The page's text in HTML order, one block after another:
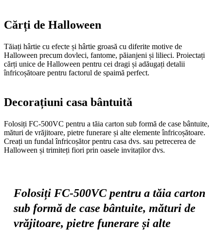
Cărți de Halloween
Tăiați hârtie cu efecte și hârtie groasă cu diferite motive de
Halloween precum dovleci, fantome, păianjeni și lilieci. Proiectați
cărți unice de Halloween pentru cei dragi și adăugați detalii
înfricoșătoare pentru factorul de spaimă perfect.
Decorațiuni casa bântuită
Folosiți FC-500VC pentru a tăia carton sub formă de case bântuite,
mături de vrăjitoare, pietre funerare și alte elemente înfricoșătoare.
Creați un fundal înfricoșător pentru casa dvs. sau petrecerea de
Halloween și trimiteți fiori prin oasele invitaților dvs.
Folosiți FC-500VC pentru a tăia carton
sub formă de case bântuite, mături de
vrăjitoare, pietre funerare și alte